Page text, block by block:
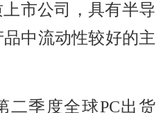
市公司，具有半导
中流动性较好的主
二季度全球PC出货